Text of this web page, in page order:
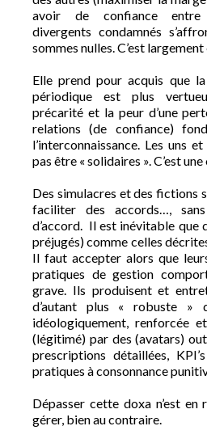
avoir de confiance entre
divergents condamnés
sommes nulles. C’est
Elle prend pour acquis que
périodique est plus
précarité et la peur d’une
relations (de confiance)
l’interconnaissance. Les uns
pas être « solidaires ». C’est
Des simulacres et des fictions
faciliter des accords…,
d’accord. Il est inévitable que
préjugés) comme celles
Il faut accepter alors que
pratiques de gestion
grave. Ils produisent et
d’autant plus « robuste »
idéologiquement, renforcée
(légitimé) par des (avatars)
prescriptions détaillées,
pratiques à consonnance
Dépasser cette doxa n’est en
gérer, bien au contraire.